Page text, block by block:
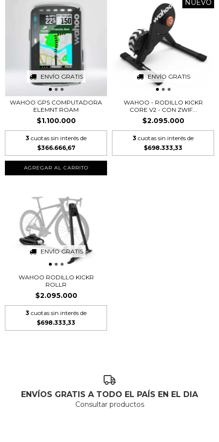
ENVÍO GRATIS
WAHOO GPS COMPUTADORA
ELEMNT ROAM
$1.100.000
3 cuotas sin interés de
$366.666,67
ENVÍO GRATIS
NUEVO
WAHOO - RODILLO KICKR
CORE V2 - CON ZWIF...
$2.095.000
3 cuotas sin interés de
$698.333,33
ENVÍO GRATIS
WAHOO RODILLO KICKR
ROLLR
$2.095.000
3 cuotas sin interés de
$698.333,33
ENVÍOS GRATIS A TODO EL PAÍS EN EL DIA
Consultar productos